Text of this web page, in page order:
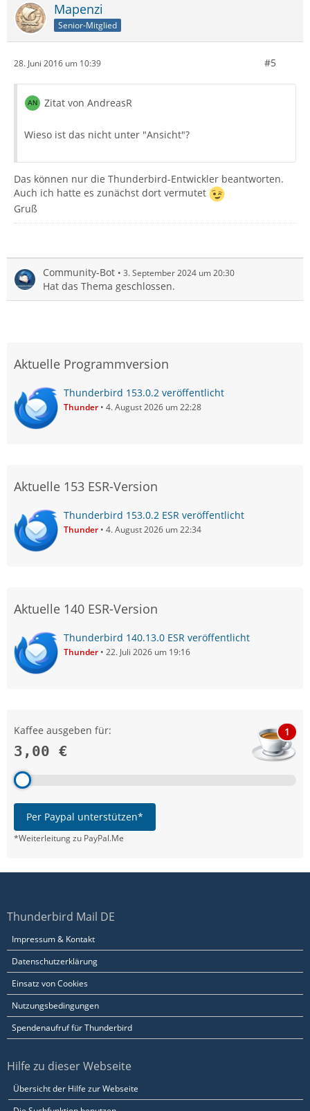
Mapenzi
Senior-Mitglied
28. Juni 2016 um 10:39 #5
Zitat von AndreasR
Wieso ist das nicht unter "Ansicht"?
Das können nur die Thunderbird-Entwickler beantworten.
Auch ich hatte es zunächst dort vermutet
Gruß
Community-Bot 3. September 2024 um 20:30
Hat das Thema geschlossen.
Aktuelle Programmversion
Thunderbird 153.0.2 veröffentlicht
Thunder 4. August 2026 um 22:28
Aktuelle 153 ESR-Version
Thunderbird 153.0.2 ESR veröffentlicht
Thunder 4. August 2026 um 22:34
Aktuelle 140 ESR-Version
Thunderbird 140.13.0 ESR veröffentlicht
Thunder 22. Juli 2026 um 19:16
Kaffee ausgeben für:
3,00 €
1
Per Paypal unterstützen*
*Weiterleitung zu PayPal.Me
Thunderbird Mail DE
Impressum & Kontakt
Datenschutzerklärung
Einsatz von Cookies
Nutzungsbedingungen
Spendenaufruf für Thunderbird
Hilfe zu dieser Webseite
Übersicht der Hilfe zur Webseite